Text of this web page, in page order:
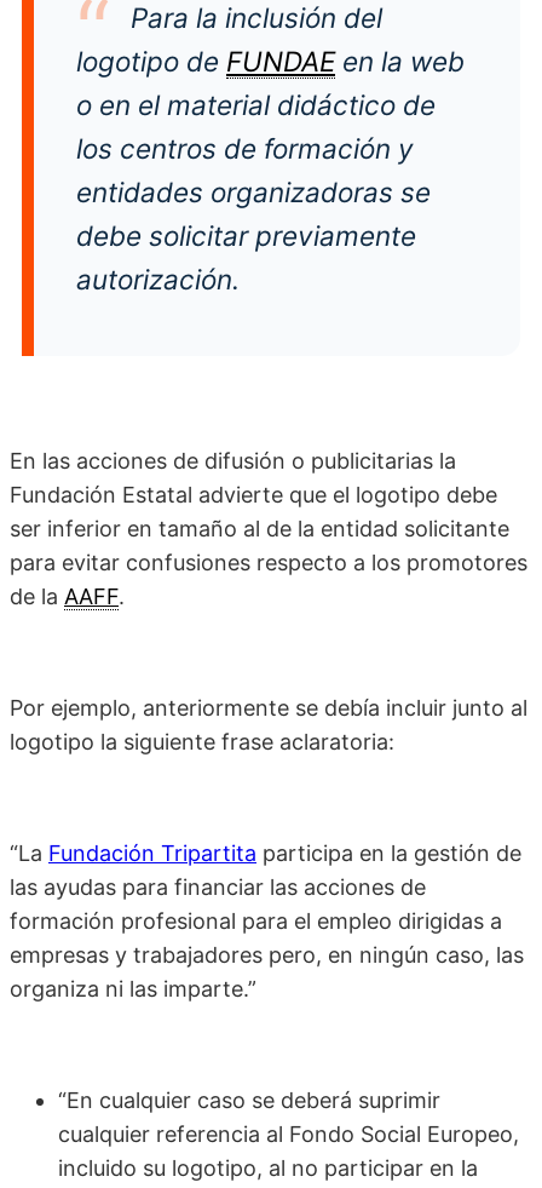
Para la inclusión del
logotipo de FUNDAEen la web
o en el material didáctico de
los centros de formación y
entidades organizadoras se
debe solicitar previamente
autorización.
En las acciones de difusión o publicitarias la
Fundación Estatal advierte que el logotipo debe
ser inferior en tamaño al de la entidad solicitante
para evitar confusiones respecto a los promotores
de la AAFF.
Por ejemplo, anteriormente se debía incluir junto al
logotipo la siguiente frase aclaratoria:
“La Fundación Tripartita participa en la gestión de
las ayudas para financiar las acciones de
formación profesional para el empleo dirigidas a
empresas y trabajadores pero, en ningún caso, las
organiza ni las imparte.”
“En cualquier caso se deberá suprimir
cualquier referencia al Fondo Social Europeo,
incluido su logotipo, al no participar en la